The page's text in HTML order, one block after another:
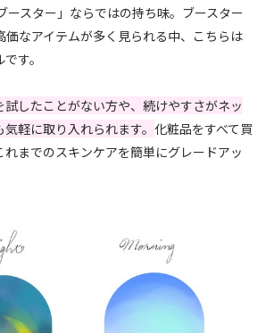
ースター」ならではの持ち味。ブースター
価なアイテムが多く見られる中、こちらは
す。
試したことがない方や、続けやすさがネッ
気軽に取り入れられます。化粧品をすべて買
れまでのスキンケアを簡単にグレードアッ